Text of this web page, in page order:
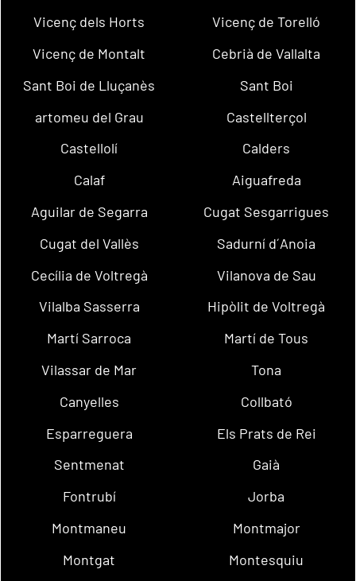
Vicenç dels Horts
Vicenç de Torelló
Vicenç de Montalt
Cebrià de Vallalta
Sant Boi de Lluçanès
Sant Boi
artomeu del Grau
Castellterçol
Castellolí
Calders
Calaf
Aiguafreda
Aguilar de Segarra
Cugat Sesgarrigues
Cugat del Vallès
Sadurní d´Anoia
Cecília de Voltregà
Vilanova de Sau
Vilalba Sasserra
Hipòlit de Voltregà
Martí Sarroca
Martí de Tous
Vilassar de Mar
Tona
Canyelles
Collbató
Esparreguera
Els Prats de Rei
Sentmenat
Gaià
Fontrubí
Jorba
Montmaneu
Montmajor
Montgat
Montesquiu